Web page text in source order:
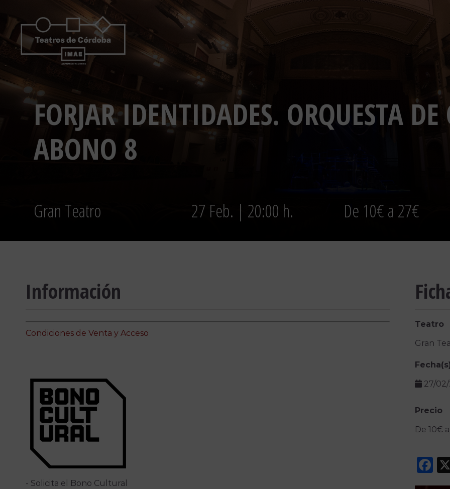
contenido
FORJAR IDENTIDADES. ORQUESTA DE
ABONO 8
Gran Teatro 27 Feb. | 20:00 h. De 10€ a 27€
Información
Condiciones de Venta y Acceso
- Solicita el Bono Cultural
Teatro
Gran
27/
Precio
De 10€